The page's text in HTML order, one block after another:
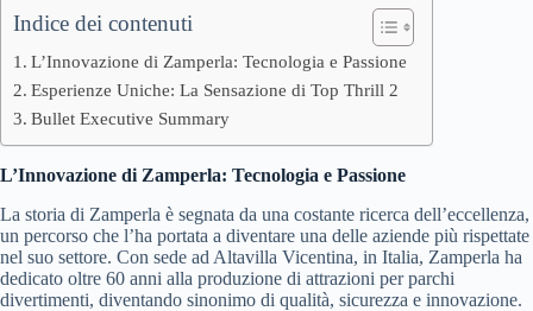
Indice dei contenuti
L’Innovazione di Zamperla: Tecnologia e Passione
Esperienze Uniche: La Sensazione di Top Thrill 2
Bullet Executive Summary
L’Innovazione di Zamperla: Tecnologia e Passione
La storia di Zamperla è segnata da una costante ricerca dell’eccellenza,
un percorso che l’ha portata a diventare una delle aziende più rispettate
nel suo settore. Con sede ad Altavilla Vicentina, in Italia, Zamperla ha
dedicato oltre 60 anni alla produzione di attrazioni per parchi
divertimenti, diventando sinonimo di qualità, sicurezza e innovazione.